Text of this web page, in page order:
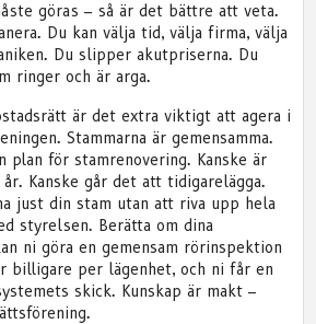
göras – så är det bättre att veta.
Du kan välja tid, välja firma, välja
Du slipper akutpriserna. Du
ringer och är arga.
är det extra viktigt att agera i
Stammarna är gemensamma.
plan för stamrenovering. Kanske är
Kanske går det att tidigarelägga.
just din stam utan att riva upp hela
styrelsen. Berätta om dina
ni göra en gemensam rörinspektion
billigare per lägenhet, och ni får en
skick. Kunskap är makt –